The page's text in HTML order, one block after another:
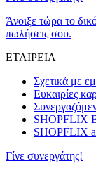
Άνοιξε τώρα το
πωλήσεις σου.
ΕΤΑΙΡΕΙΑ
Σχετικά με
Ευκαιρίες
SHOPFLIX
SHOPFLIX
Γίνε συνεργάτης!